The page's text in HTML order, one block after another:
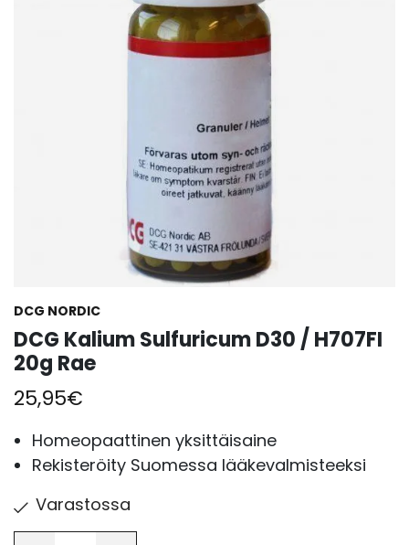
DCG NORDIC
DCG Kalium Sulfuricum D30 / H707FI
20g Rae
25,95€
Homeopaattinen yksittäisaine
Rekisteröity Suomessa lääkevalmisteeksi
Varastossa